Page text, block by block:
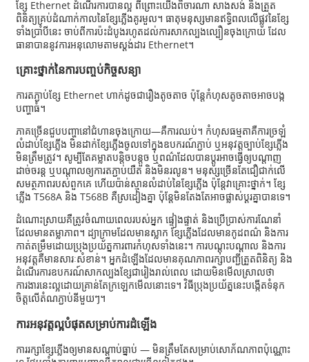
ខ្សែ Ethernet ដំណើរការបានល្អ ពីព្រោះយើងពិចារណា សាងសង់ និងត្រួត
ពិនិត្យគ្រប់ដំណាក់កាលនៃខ្សែភ្លើងគូរមួល។ ធាតុមនុស្សមានឥទ្ធិពលលើផ្លូវនៃខ្សែ
ទាំងប្រាំបីនេះ ចាប់ពីការប៉ះដំបូងរហូតដល់ការសាកល្បងល្បឿនចុងក្រោយ ដែល
ធានាបាននូវការអនុលោមតាមស្តង់ដារ Ethernet។
គ្រោះថ្នាក់នៃការបញ្ចប់កិច្ចសន្យា
ការតភ្ជាប់ខ្សែ Ethernet ហាក់ដូចជារឿងតូចតាច ប៉ុន្តែកំហុសតូចតាចអាចបង្ក
បញ្ហាធំ។
ភាគច្រើន​ជួប​បញ្ហា​នៅ​ជំហាន​ចុងក្រោយ—គឺ​ការ​ឈប់។ កំហុស​ធម្មតា​គឺ​ការ​ច្រឡំ​
លំដាប់​ខ្សែ​ភ្លើង មិន​ដាក់​ខ្សែ​ភ្លើង​ចូល​ទៅ​ក្នុង​ឧបករណ៍​ភ្ជាប់ ឬ​អនុវត្ត​ច្បាប់​ខ្សែភ្លើង​
មិន​ត្រឹមត្រូវ។ សូម្បីតែ​គម្លាត​បន្តិចបន្តួច ឬ​ពណ៌​ដែល​បាន​ប្តូរ​អាច​ធ្វើ​ឲ្យ​បណ្តាញ​
ដាច់​ចរន្ត ឬ​បណ្តាល​ឲ្យ​ការ​តភ្ជាប់​យឺត និង​មិន​រលូន។ មនុស្ស​ច្រើន​តែ​ជឿជាក់​លើ​
សមត្ថភាព​របស់​ពួកគេ ហើយ​ប៉ាន់ស្មាន​លំដាប់​នៃ​ខ្សែ​ភ្លើង ប៉ុន្តែ​វា​គ្រោះថ្នាក់។ ខ្សែ​
ភ្លើង T568A និង T568B គឺ​ស្រដៀង​គ្នា ប៉ុន្តែ​មិន​តែងតែ​អាច​ផ្លាស់ប្ដូរ​គ្នា​បាន​ទេ។
ដំណោះស្រាយគឺត្រូវចំណាយពេលរបស់អ្នក ផ្ទៀងផ្ទាត់ និងប្រើប្រាស់ការណែនាំ
ដែលមានតម្លាភាព។ ដ្យាក្រាមដែលមានស្លាក ខ្សែភ្លើងដែលមានកូដពណ៌ និងការ
កាត់តម្រឹមដោយប្រុងប្រយ័ត្នការពារកំហុសទាំងនេះ។ ការបណ្តុះបណ្តាល និងការ
អនុវត្តគឺមានសារៈសំខាន់។ អ្នកដំឡើងដែលមានគុណភាពរក្សាបញ្ជីត្រួតពិនិត្យ និង
ដំណើរការឧបករណ៍សាកល្បងខ្សែជារៀងរាល់ពេល ដោយមិនមើលស្រាលថា
ការងារនេះល្អដោយគ្រាន់តែក្រឡេកមើលនោះទេ។ វិធីប្រុងប្រយ័ត្ននេះបង្កើតទំនុក
ចិត្តលើតំណភ្ជាប់នីមួយៗ។
ការអនុវត្តល្អបំផុតសម្រាប់ការដំឡើង
ការរក្សាខ្សែភ្លើងឲ្យមានសណ្តាប់ធ្នាប់ — មិនត្រឹមតែសម្រាប់សោភ័ណភាពប៉ុណ្ណោះ